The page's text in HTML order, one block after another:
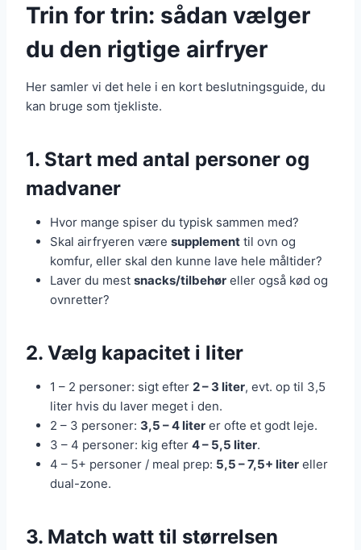
Trin for trin: sådan vælger
du den rigtige airfryer
Her samler vi det hele i en kort beslutningsguide, du
kan bruge som tjekliste.
1. Start med antal personer og
madvaner
Hvor mange spiser du typisk sammen med?
Skal airfryeren være supplement til ovn og
komfur, eller skal den kunne lave hele måltider?
Laver du mest snacks/tilbehør eller også kød og
ovnretter?
2. Vælg kapacitet i liter
1 – 2 personer: sigt efter 2 – 3 liter, evt. op til 3,5
liter hvis du laver meget i den.
2 – 3 personer: 3,5 – 4 liter er ofte et godt leje.
3 – 4 personer: kig efter 4 – 5,5 liter.
4 – 5+ personer / meal prep: 5,5 – 7,5+ liter eller
dual-zone.
3. Match watt til størrelsen